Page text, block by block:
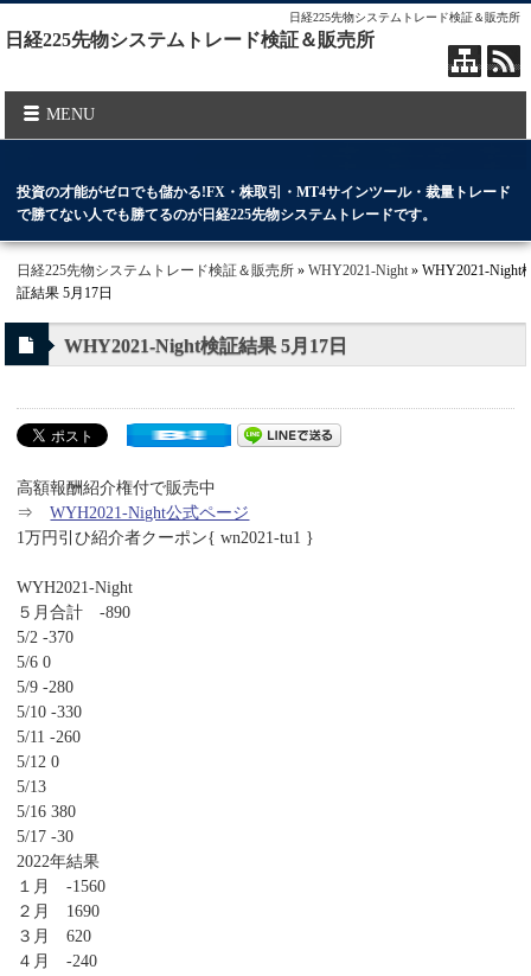
日経225先物システムトレード検証＆販売所
日経225先物システムトレード検証＆販売所
MENU
投資の才能がゼロでも儲かる!FX・株取引・MT4サインツール・裁量トレード
で勝てない人でも勝てるのが日経225先物システムトレードです。
日経225先物システムトレード検証＆販売所 »WHY2021-Night » WHY2021-Night
証結果 5月17日
WHY2021-Night検証結果 5月17日
高額報酬紹介権付で販売中
⇒WYH2021-Night公式ページ
1万円引ひ紹介者クーポン{ wn2021-tu1 }
WYH2021-Night
５月合計 -890
5/2 -370
5/6 0
5/9 -280
5/10 -330
5/11 -260
5/12 0
5/13
5/16 380
5/17 -30
2022年結果
１月 -1560
２月 1690
３月 620
４月 -240